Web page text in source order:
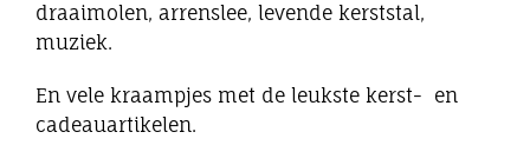
draaimolen, arrenslee, levende kerststal,
muziek.
En vele kraampjes met de leukste kerst- en
cadeauartikelen.